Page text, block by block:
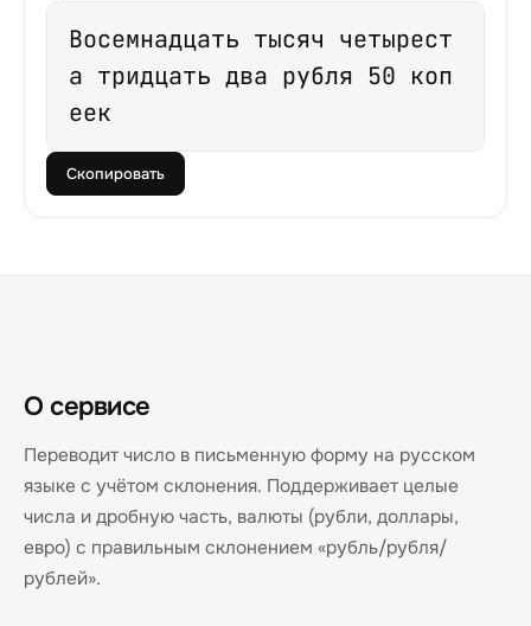
Восемнадцать тысяч четырест
а тридцать два рубля 50 коп
еек
Скопировать
О сервисе
Переводит число в письменную форму на русском
языке с учётом склонения. Поддерживает целые
числа и дробную часть, валюты (рубли, доллары,
евро) с правильным склонением «рубль/рубля/
рублей».